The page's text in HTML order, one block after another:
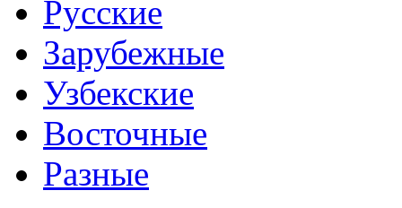
Русские
Зарубежные
Узбекские
Восточные
Разные